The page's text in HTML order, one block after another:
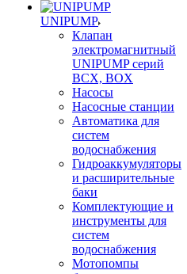
UNIPUMP
Клапан
электромагнитный
UNIPUMP серий
BCX, BOX
Насосы
Насосные станции
Автоматика для
систем
водоснабжения
Гидроаккумуляторы
и расширительные
баки
Комплектующие и
инструменты для
систем
водоснабжения
Мотопомпы